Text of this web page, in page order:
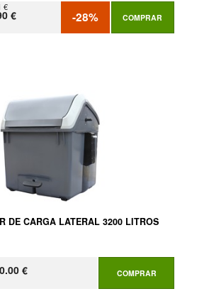
€
€ -28% COMPRAR
DE CARGA LATERAL 3200 LITROS
€ COMPRAR